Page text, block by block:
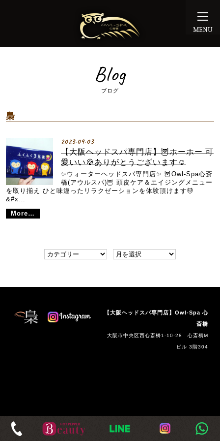
MENU
Blog
ブログ
梟
2023.04.03
【大阪ヘッドスパ専門店】🦉ホーホー 可
愛いい🍪ありがとうございます☺️
✨ウォーターヘッドスパ専門店✨ 🦉Owl-Spa心斎
橋(アウルスパ)🦉 頭皮ケア＆エイジングメニュー
を取り揃え ひと味違ったリラクゼーションを体験頂けます💆
&#x…
More…
【大阪ヘッドスパ専門店】Owl-Spa 心
斎橋
大阪市中央区西心斎橋1-10-28 心斎橋M
ビル 3階304